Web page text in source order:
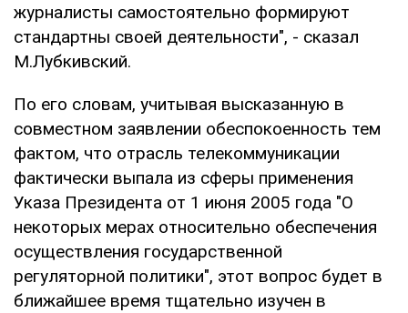
журналисты самостоятельно формируют
стандартны своей деятельности", - сказал
М.Лубкивский.
По его словам, учитывая высказанную в
совместном заявлении обеспокоенность тем
фактом, что отрасль телекоммуникации
фактически выпала из сферы применения
Указа Президента от 1 июня 2005 года "О
некоторых мерах относительно обеспечения
осуществления государственной
регуляторной политики", этот вопрос будет в
ближайшее время тщательно изучен в